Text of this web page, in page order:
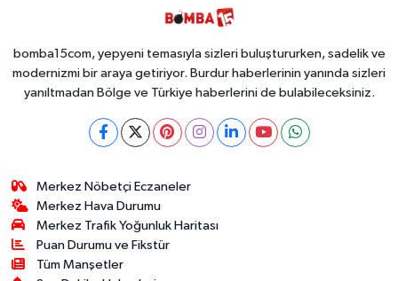
Toplayabilecek
bomba15com, yepyeni temasıyla sizleri buluştururken, sadelik ve
modernizmi bir araya getiriyor. Burdur haberlerinin yanında sizleri
yanıltmadan Bölge ve Türkiye haberlerini de bulabileceksiniz.
Merkez Nöbetçi Eczaneler
Merkez Hava Durumu
Merkez Trafik Yoğunluk Haritası
Puan Durumu ve Fikstür
Tüm Manşetler